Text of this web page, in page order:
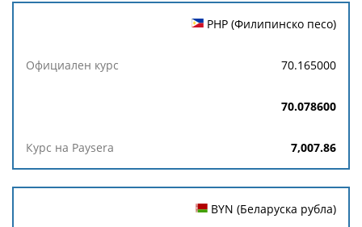
PHP (Филипинско песо)
70.165000
70.078600
7,007.86
BYN (Беларуска рубла)